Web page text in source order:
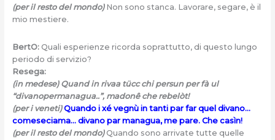
(per il resto del mondo) Non sono stanca. Lavorare, segare, è il
mio mestiere.
BertO: Quali esperienze ricorda soprattutto, di questo lungo
periodo di servizio?
Resega:
(in medese) Quand in rivaa tücc chi persun per fà ul
“divanopermanagua..”, madonêche rebelòt!
(per i veneti) Quando i xé vegnù in tanti par far quel divano…
comeseciama… divano par managua, me pare. Che casìn!
(per il resto del mondo) Quando sono arrivate tutte quelle